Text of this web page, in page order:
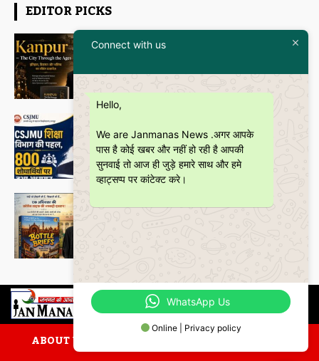
EDITOR PICKS
Featured
“Kanpur – The City Through the
Janmanas News
CSJMU, कानपुर द्वारा बना ‘जागरूकता पैमाना’
शोध की वैश्विक पहचान को देगा नई दिशा
Janmanas News - 28 June 2026
Featured
ABOUT US CONTACT US PRIVACY POLICY
Connect with us
Hello,
We are Janmanas News .अगर आपके
पास है कोई खबर और नहीं हो रही है आपकी
सुनवाई तो आज ही जुड़े हमारे साथ और हमे
व्हाट्सप्प पर कांटेक्ट करे।
WhatsApp Us
Online | Privacy policy